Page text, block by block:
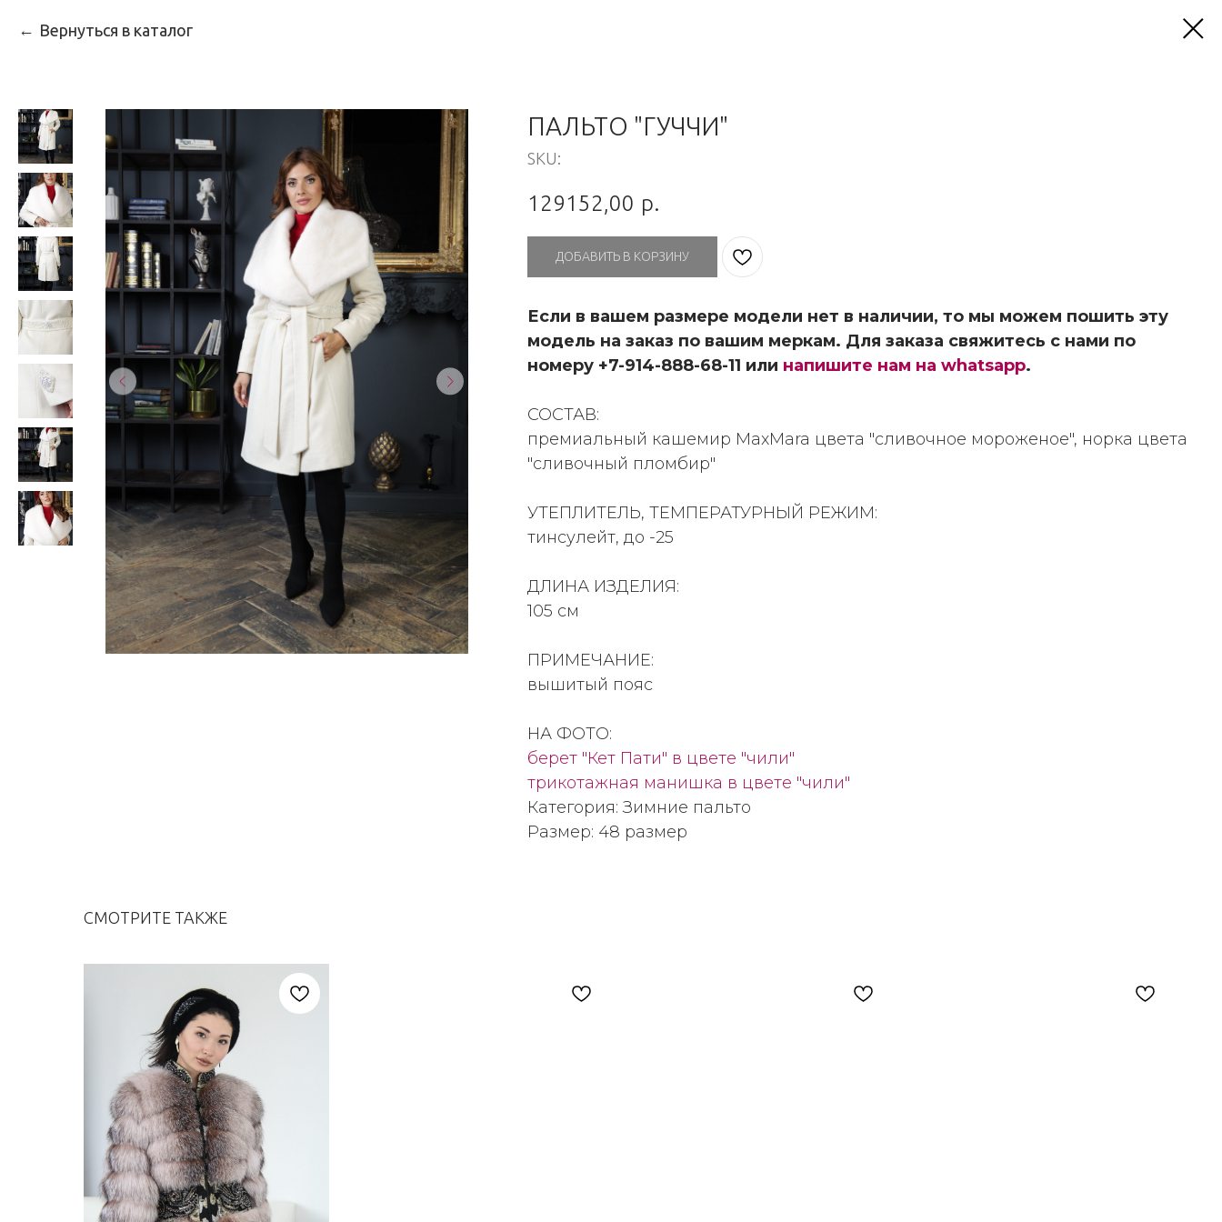
Вернуться в каталог
ПАЛЬТО "ГУЧЧИ"
SKU:
129152,00 р.
ДОБАВИТЬ В КОРЗИНУ
Если в вашем размере модели нет в наличии, то мы можем пошить эту
модель на заказ по вашим меркам. Для заказа свяжитесь с нами по
номеру +7-914-888-68-11 или напишите нам на whatsapp.
СОСТАВ:
премиальный кашемир MaxMara цвета "сливочное мороженое", норка цвета
"сливочный пломбир"
УТЕПЛИТЕЛЬ, ТЕМПЕРАТУРНЫЙ РЕЖИМ:
тинсулейт, до -25
ДЛИНА ИЗДЕЛИЯ:
105 см
ПРИМЕЧАНИЕ:
вышитый пояс
НА ФОТО:
берет "Кет Пати" в цвете "чили"
трикотажная манишка в цвете "чили"
Категория: Зимние пальто
Размер: 48 размер
СМОТРИТЕ ТАКЖЕ